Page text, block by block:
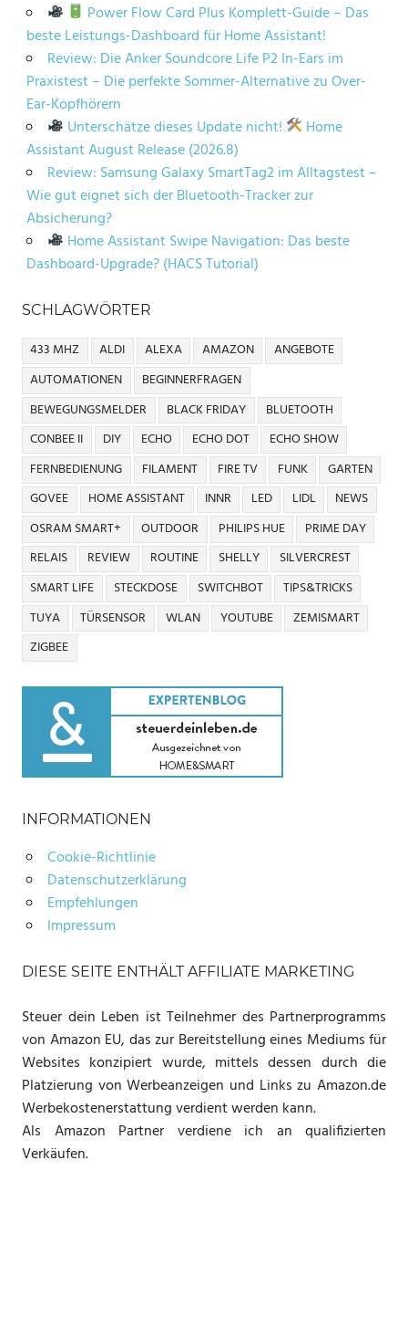
Power Flow Card Plus Komplett-Guide – Das
beste Leistungs-Dashboard für Home Assistant!
Review: Die Anker Soundcore Life P2 In-Ears im
Praxistest – Die perfekte Sommer-Alternative zu Over-
Ear-Kopfhörern
Unterschätze dieses Update nicht!
Home
Assistant August Release (2026.8)
Review: Samsung Galaxy SmartTag2 im Alltagstest –
Wie gut eignet sich der Bluetooth-Tracker zur
Absicherung?
Home Assistant Swipe Navigation: Das beste
Dashboard-Upgrade? (HACS Tutorial)
SCHLAGWÖRTER
433 MHZ ALDI ALEXA AMAZON
ANGEBOTE
AUTOMATIONEN
BEGINNERFRAGEN
BEWEGUNGSMELDER
BLACK FRIDAY
BLUETOOTH
CONBEE II
DIY ECHO ECHO DOT
ECHO SHOW
FERNBEDIENUNG
FILAMENT FIRE TV FUNK
GARTEN
GOVEE
HOME ASSISTANT INNR LED LIDL
NEWS
OSRAM SMART+
OUTDOOR PHILIPS HUE
PRIME DAY
RELAIS
REVIEW ROUTINE SHELLY
SILVERCREST
SMART LIFE
STECKDOSE SWITCHBOT
TIPS&TRICKS
TUYA
TÜRSENSOR WLAN YOUTUBE
ZEMISMART
ZIGBEE
INFORMATIONEN
Cookie-Richtlinie
Datenschutzerklärung
Empfehlungen
Impressum
DIESE SEITE ENTHÄLT AFFILIATE MARKETING
Steuer dein Leben ist Teilnehmer des Partnerprogramms
von Amazon EU, das zur Bereitstellung eines Mediums für
Websites konzipiert wurde, mittels dessen durch die
Platzierung von Werbeanzeigen und Links zu Amazon.de
Werbekostenerstattung verdient werden kann.
Als Amazon Partner verdiene ich an qualifizierten
Verkäufen.